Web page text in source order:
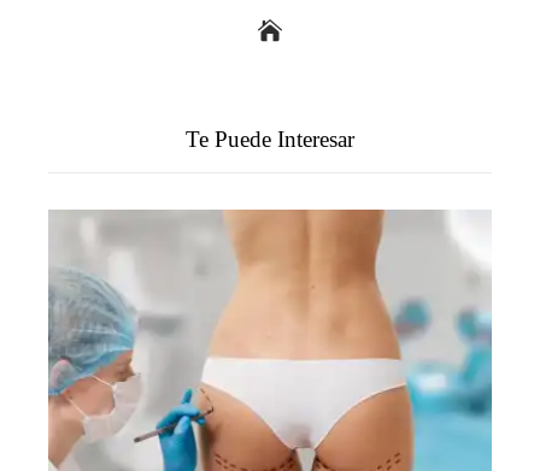
Te Puede Interesar